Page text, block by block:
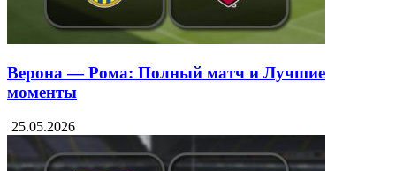
Верона — Рома: Полный матч и Лучшие
моменты
25.05.2026